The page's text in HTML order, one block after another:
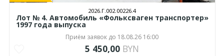
2026.Г.002.00226.4
Лот № 4. Автомобиль «Фольксваген транспортер»
1997 года выпуска
Приём заявок до 18.08.26 16:00
5 450,00 BYN